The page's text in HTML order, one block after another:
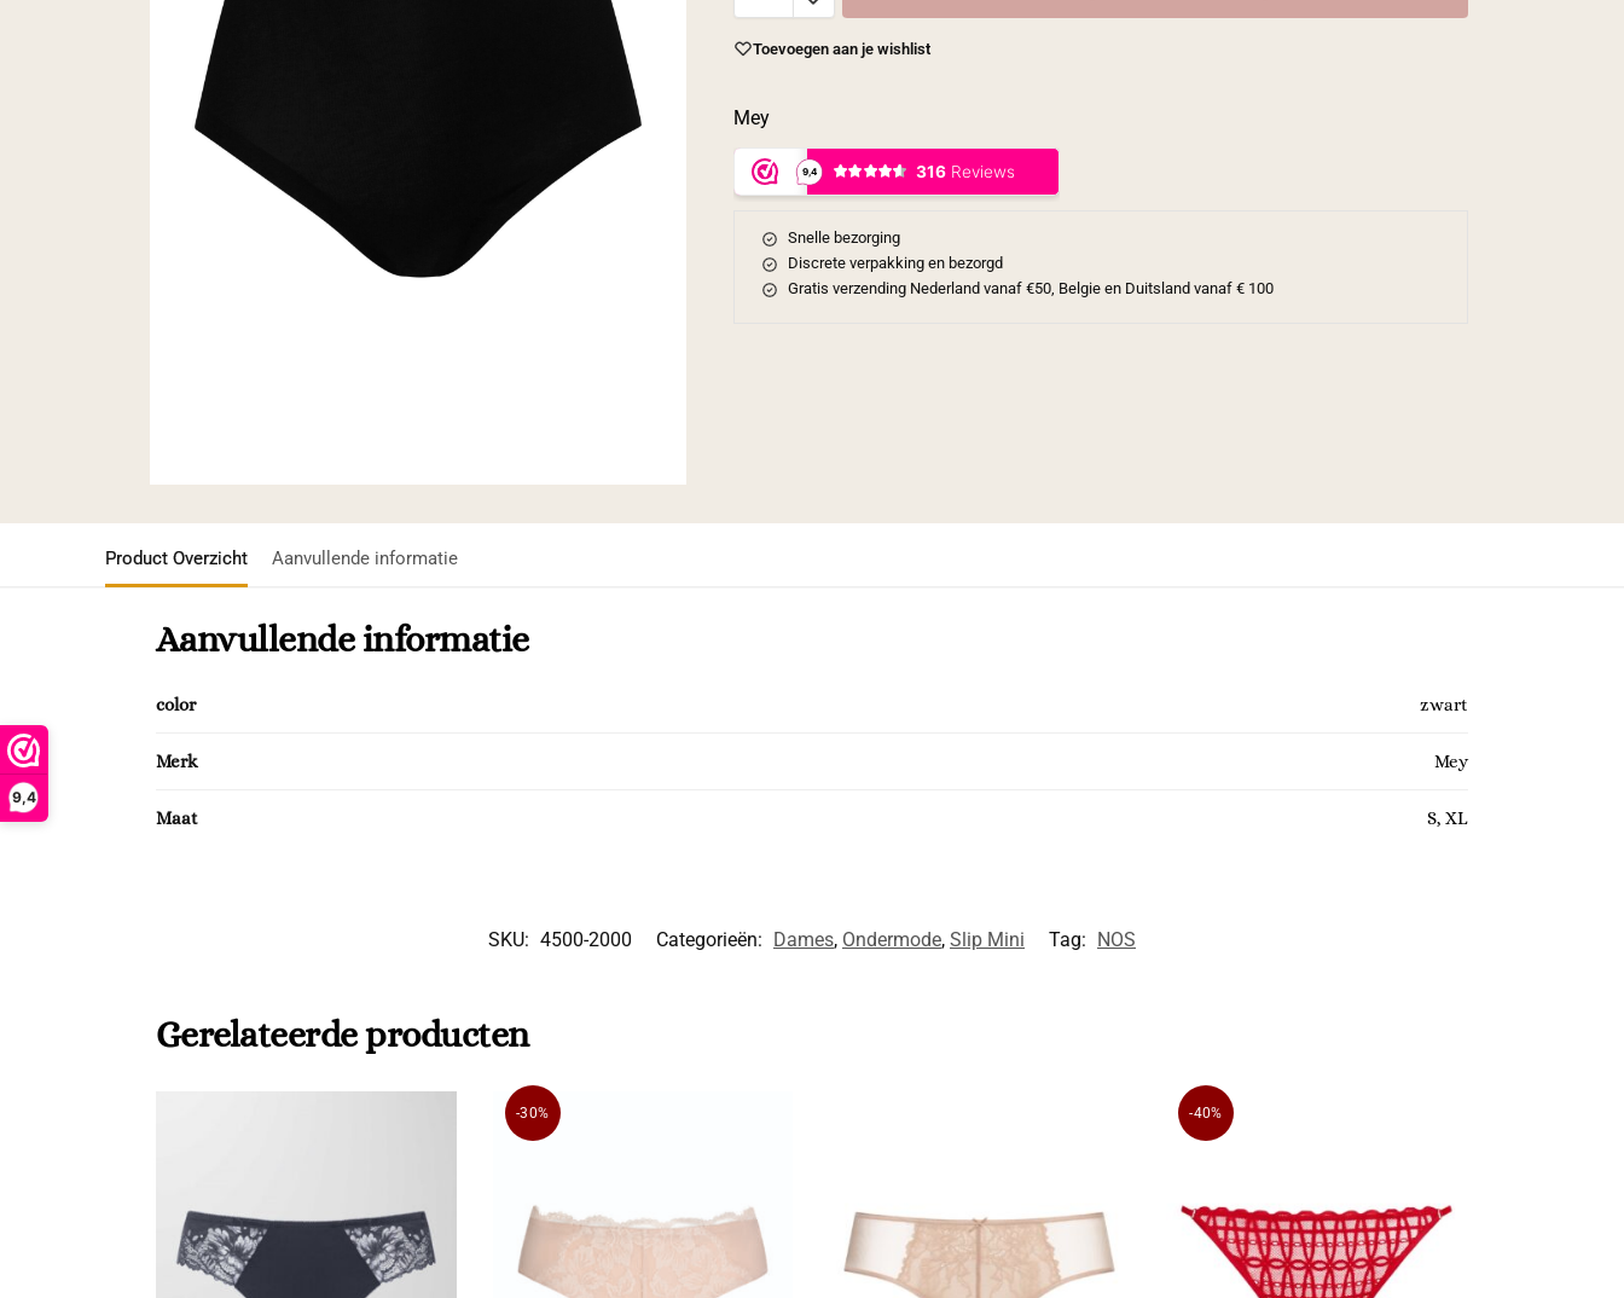
9,4
Toevoegen aan je wishlist
Mey
Snelle bezorging
Discrete verpakking en bezorgd
Gratis verzending Nederland vanaf €50, Belgie en Duitsland vanaf € 100
Product Overzicht Aanvullende informatie
Aanvullende informatie
color zwart
Merk Mey
Maat S, XL
SKU: 4500-2000 Categorieën: Dames, Ondermode, Slip Mini Tag: NOS
Gerelateerde producten
-30% -40%